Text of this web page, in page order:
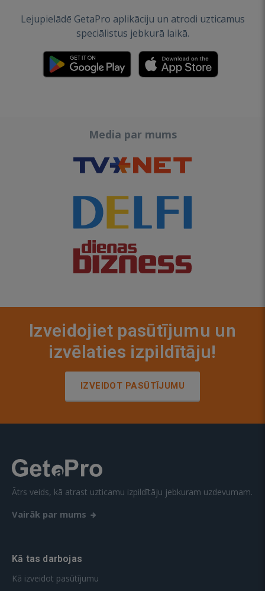
Lejupielādē GetaPro aplikāciju un atrodi uzticamus
speciālistus jebkurā laikā.
Media par mums
Izveidojiet pasūtījumu un
izvēlaties izpildītāju!
IZVEIDOT PASŪTĪJUMU
Ātrs veids, kā atrast uzticamu izpildītāju jebkuram uzdevumam.
Vairāk par mums
Kā tas darbojas
Kā izveidot pasūtījumu